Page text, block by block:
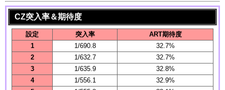
CZ突入率＆期待度
設定 突入率
ART期待度
1
1/690.8
32.7%
2
1/632.7
32.7%
3
1/635.9
32.8%
4
1/556.1
32.9%